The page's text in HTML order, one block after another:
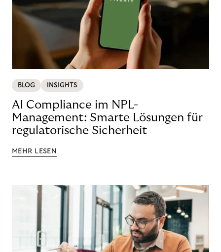
BLOG INSIGHTS
AI Compliance im NPL-
Management: Smarte Lösungen für
regulatorische Sicherheit
MEHR LESEN